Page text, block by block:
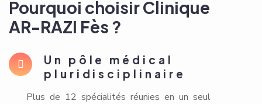
Pourquoi choisir Clinique
AR-RAZI Fès ?
Un pôle médical
pluridisciplinaire
Plus de 12 spécialités réunies en un seul